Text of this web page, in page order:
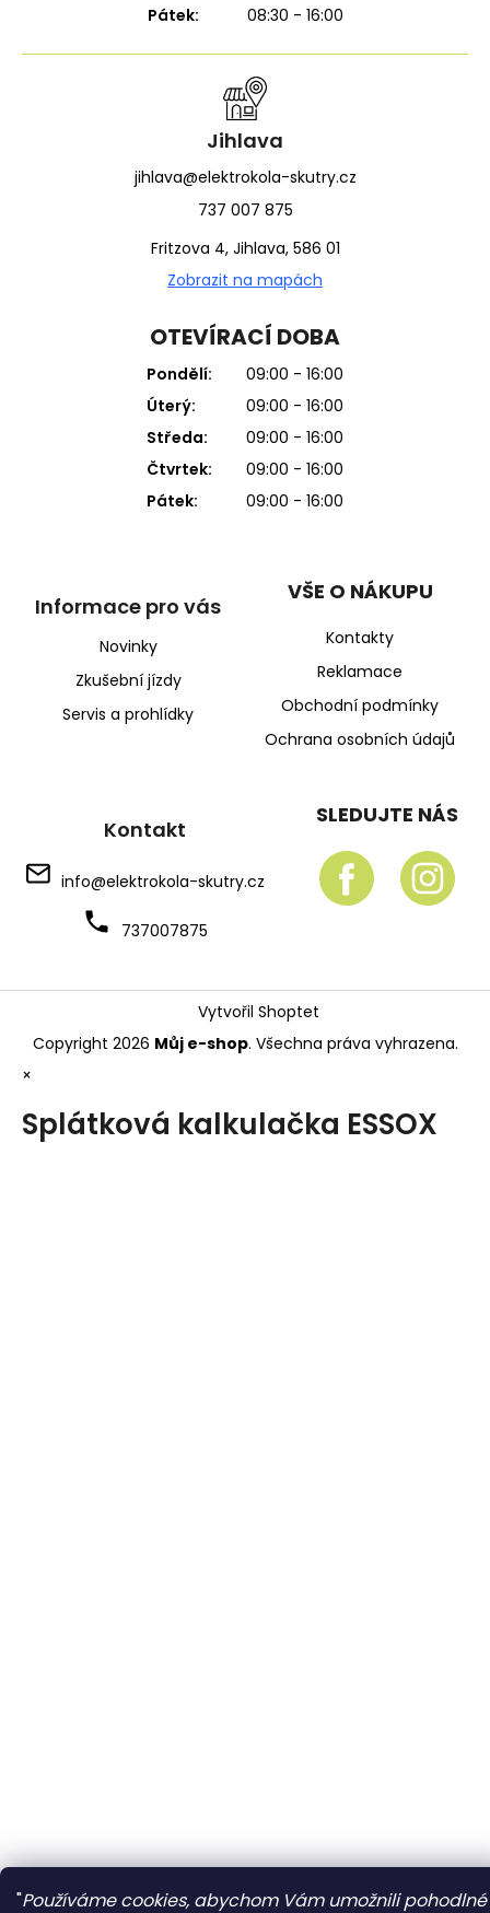
"Používáme cookies, abychom Vám umožnili pohodlné
Pátek:
08:30 - 16:00
Jihlava
jihlava@elektrokola-skutry.cz
737 007 875
Fritzova 4, Jihlava, 586 01
Zobrazit na mapách
OTEVÍRACÍ DOBA
Pondělí:
09:00 - 16:00
Úterý:
09:00 - 16:00
Středa:
09:00 - 16:00
Čtvrtek:
09:00 - 16:00
Pátek:
09:00 - 16:00
Informace pro vás
Novinky
Zkušební jízdy
Servis a prohlídky
VŠE O NÁKUPU
Kontakty
Reklamace
Obchodní podmínky
Ochrana osobních údajů
Kontakt
info@elektrokola-skutry.cz
737007875
SLEDUJTE NÁS
Vytvořil Shoptet
Copyright 2026 Můj e-shop. Všechna práva vyhrazena.
×
Splátková kalkulačka ESSOX